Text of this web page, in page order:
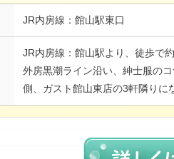
JR内房線：館山駅東口
JR内房線：館山駅より、徒歩で約
外房黒潮ライン沿い、紳士服の
側、ガスト館山東店の3軒隣りに